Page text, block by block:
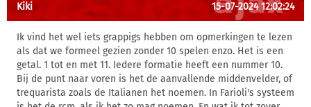
Kiki 15-07-2024 12:02:24
Ik vind het wel iets grappigs hebben om opmerkingen te lezen
als dat we formeel gezien zonder 10 spelen enzo. Het is een
getal. 1 tot en met 11. Iedere formatie heeft een nummer 10.
Bij de punt naar voren is het de aanvallende middenvelder, of
trequarista zoals de Italianen het noemen. In Farioli's systeem